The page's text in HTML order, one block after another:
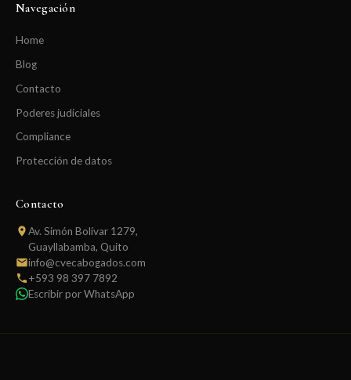
Navegación
Home
Blog
Contacto
Poderes judiciales
Compliance
Protección de datos
Contacto
Av. Simón Bolívar 1279,
Guayllabamba, Quito
info@cvecabogados.com
+593 98 397 7892
Escribir por WhatsApp